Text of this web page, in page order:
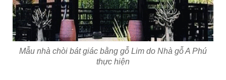
Mẫu nhà chòi bát giác bằng gỗ Lim do Nhà gỗ A Phú
thực hiện